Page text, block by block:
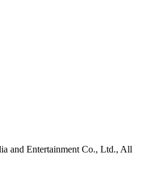
and Entertainment Co., Ltd., All